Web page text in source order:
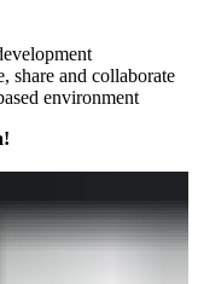
share and collaborate
environment